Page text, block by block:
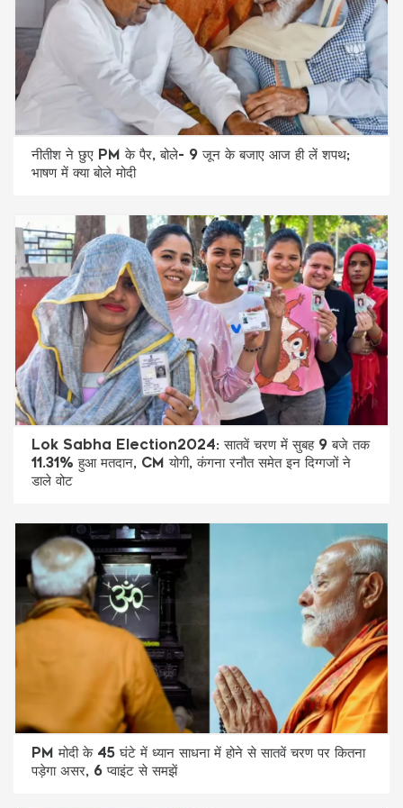
नीतीश ने छुए PM के पैर, बोले- 9 जून के बजाए आज ही लें शपथ;
भाषण में क्या बोले मोदी
Lok Sabha Election2024: सातवें चरण में सुबह 9 बजे तक
11.31% हुआ मतदान, CM योगी, कंगना रनौत समेत इन दिग्गजों ने
डाले वोट
PM मोदी के 45 घंटे में ध्यान साधना में होने से सातवें चरण पर कितना
पड़ेगा असर, 6 प्वाइंट से समझें